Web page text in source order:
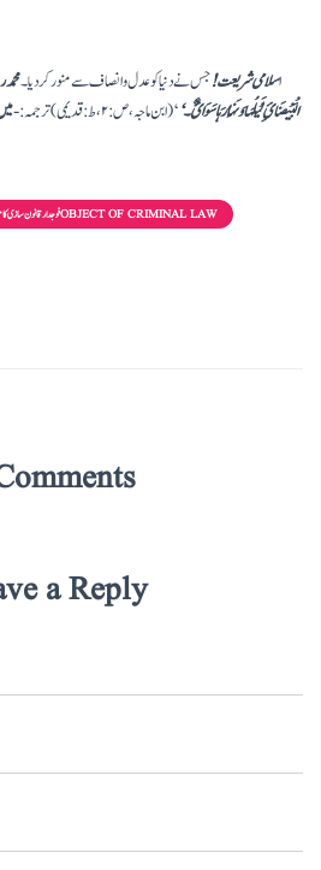
اسلامی شریعت!جس نے دنیا کو عدل و انصاف سے منور کر دیا۔
الْبَیْضَائِ لَیْلُہَا وَنَہَارُہَا سَوَائٌ۔‘‘ (ابن ماجہ،ص:۲،ط:قدیمی) ترجمہ:-
فوجدار قانون سازی کا مقصد OBJECT OF CRIMINAL LAW
a Reply